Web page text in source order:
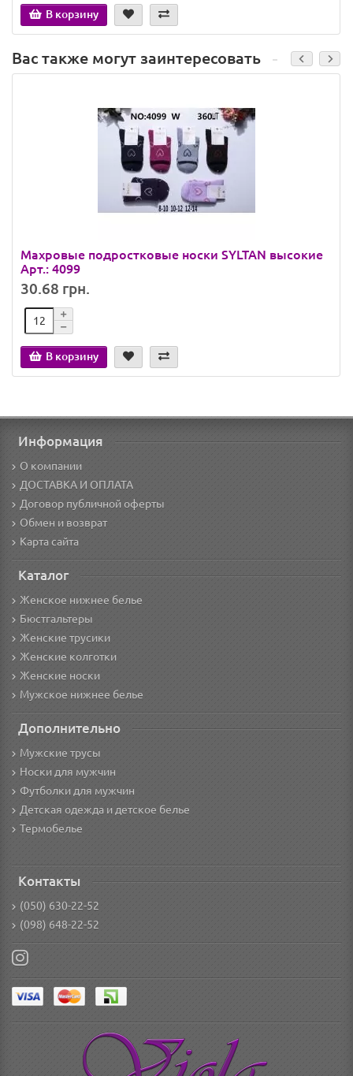
В корзину
Вас также могут заинтересовать
Махровые подростковые носки SYLTAN высокие
Арт.: 4099
30.68 грн.
В корзину
Информация
О компании
ДОСТАВКА И ОПЛАТА
Договор публичной оферты
Обмен и возврат
Карта сайта
Каталог
Женское нижнее белье
Бюстгальтеры
Женские трусики
Женские колготки
Женские носки
Мужское нижнее белье
Дополнительно
Мужские трусы
Носки для мужчин
Футболки для мужчин
Детская одежда и детское белье
Термобелье
Контакты
(050) 630-22-52
(098) 648-22-52